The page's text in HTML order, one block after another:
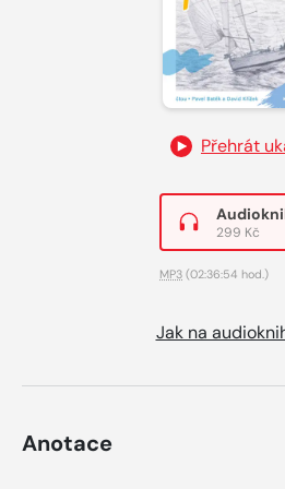
Přehrát
299 Kč
MP3 (02:36:54 hod.)
Jak na
Anotace